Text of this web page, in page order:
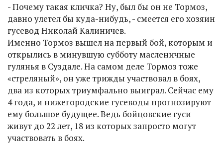
- Почему такая кличка? Ну, был бы он не Тормоз,
давно улетел бы куда-нибудь, - смеется его хозяин
гусевод Николай Калиничев.
Именно Тормоз вышел на первый бой, которым и
открылись в минувшую субботу масленичные
гулянья в Суздале. На самом деле Тормоз тоже
«стреляный», он уже трижды участвовал в боях,
два из которых триумфально выиграл. Сейчас ему
4 года, и нижегородские гусеводы прогнозируют
ему большое будущее. Ведь бойцовские гуси
живут до 22 лет, 18 из которых запросто могут
участвовать в боях.